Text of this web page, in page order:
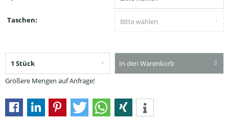
Taschen:
Größere Mengen auf Anfrage!
In den Warenkorb